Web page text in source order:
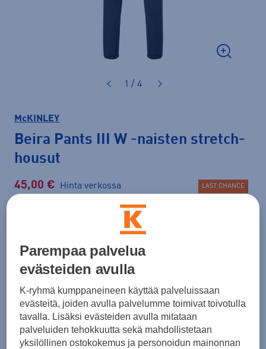
1 / 4
McKINLEY
Beira Pants III W -naisten stretch-
housut
45,00 € Hinta verkossa
Lisätietoa
LAST CHANCE
Koko
34
Parempaa palvelua
evästeiden avulla
K-ryhmä kumppaneineen käyttää palveluissaan
evästeitä, joiden avulla palvelumme toimivat toivotulla
tavalla. Lisäksi evästeiden avulla mitataan
palveluiden tehokkuutta sekä mahdollistetaan
yksilöllinen ostokokemus ja personoidun mainonnan